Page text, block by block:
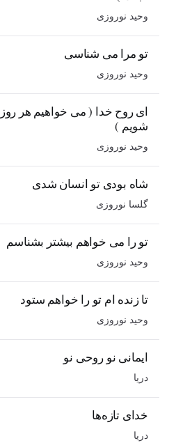
وحید نوروزی
تو مرا می شناسی
وحید نوروزی
ای روح خدا ( می خواهیم هر روزه
شویم )
وحید نوروزی
شاه بودی تو انسان شدی
گلسا نوروزی
تو را می خواهم بیشتر بشناسم
وحید نوروزی
تا زنده ام تو را خواهم ستود
وحید نوروزی
ایمانی نو روحی نو
دریا
خدای تازه‌ها
دریا